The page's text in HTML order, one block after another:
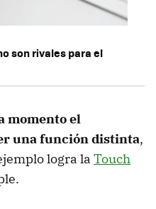
son rivales para el
momento el
una función distinta,
logra la Touch